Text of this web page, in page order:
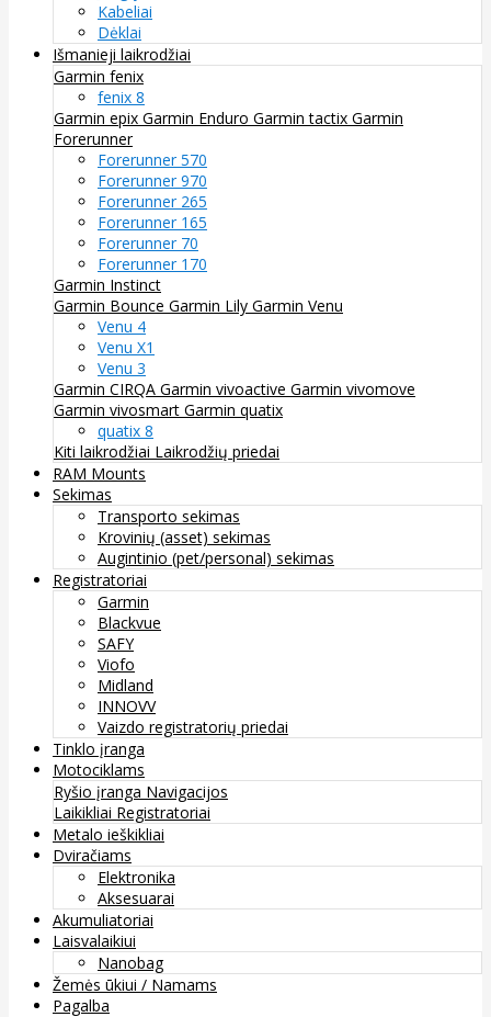
Kabeliai
Dėklai
Išmanieji laikrodžiai
Garmin fenix
fenix 8
Garmin epix Garmin Enduro Garmin tactix Garmin
Forerunner
Forerunner 570
Forerunner 970
Forerunner 265
Forerunner 165
Forerunner 70
Forerunner 170
Garmin Instinct
Garmin Bounce Garmin Lily Garmin Venu
Venu 4
Venu X1
Venu 3
Garmin CIRQA Garmin vivoactive Garmin vivomove
Garmin vivosmart Garmin quatix
quatix 8
Kiti laikrodžiai Laikrodžių priedai
RAM Mounts
Sekimas
Transporto sekimas
Krovinių (asset) sekimas
Augintinio (pet/personal) sekimas
Registratoriai
Garmin
Blackvue
SAFY
Viofo
Midland
INNOVV
Vaizdo registratorių priedai
Tinklo įranga
Motociklams
Ryšio įranga Navigacijos
Laikikliai Registratoriai
Metalo ieškikliai
Dviračiams
Elektronika
Aksesuarai
Akumuliatoriai
Laisvalaikiui
Nanobag
Žemės ūkiui / Namams
Pagalba